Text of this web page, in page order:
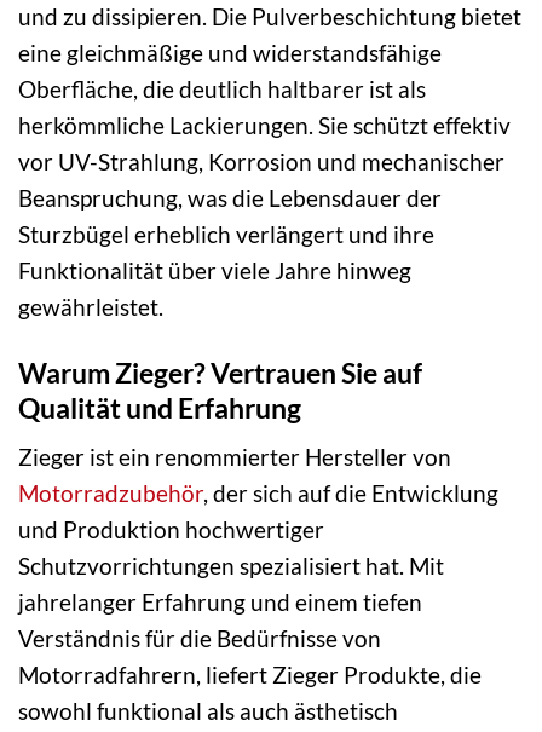
und zu dissipieren. Die Pulverbeschichtung bietet
eine gleichmäßige und widerstandsfähige
Oberfläche, die deutlich haltbarer ist als
herkömmliche Lackierungen. Sie schützt effektiv
vor UV-Strahlung, Korrosion und mechanischer
Beanspruchung, was die Lebensdauer der
Sturzbügel erheblich verlängert und ihre
Funktionalität über viele Jahre hinweg
gewährleistet.
Warum Zieger? Vertrauen Sie auf
Qualität und Erfahrung
Zieger ist ein renommierter Hersteller von
Motorradzubehör, der sich auf die Entwicklung
und Produktion hochwertiger
Schutzvorrichtungen spezialisiert hat. Mit
jahrelanger Erfahrung und einem tiefen
Verständnis für die Bedürfnisse von
Motorradfahrern, liefert Zieger Produkte, die
sowohl funktional als auch ästhetisch